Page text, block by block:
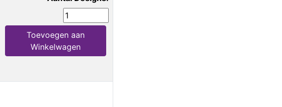
Toevoegen aan
Winkelwagen